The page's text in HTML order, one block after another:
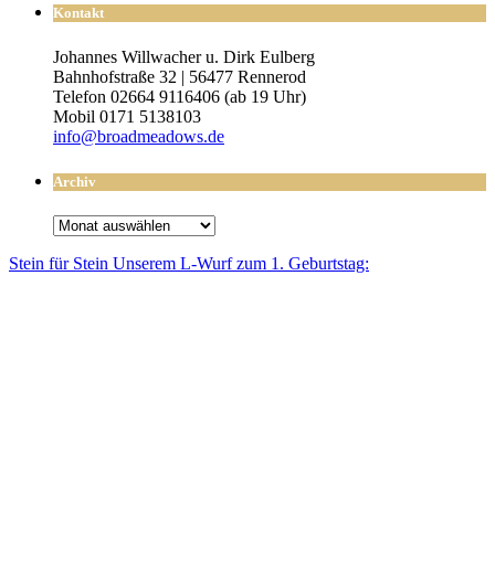
Kontakt
Johannes Willwacher u. Dirk Eulberg
Bahnhofstraße 32 | 56477 Rennerod
Telefon 02664 9116406 (ab 19 Uhr)
Mobil 0171 5138103
info@broadmeadows.de
Archiv
Archiv
Stein für Stein Unse­rem L-Wurf zum 1. Geburtstag: